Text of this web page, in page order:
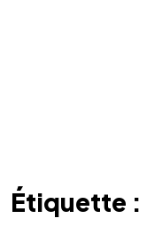
Étiquette :